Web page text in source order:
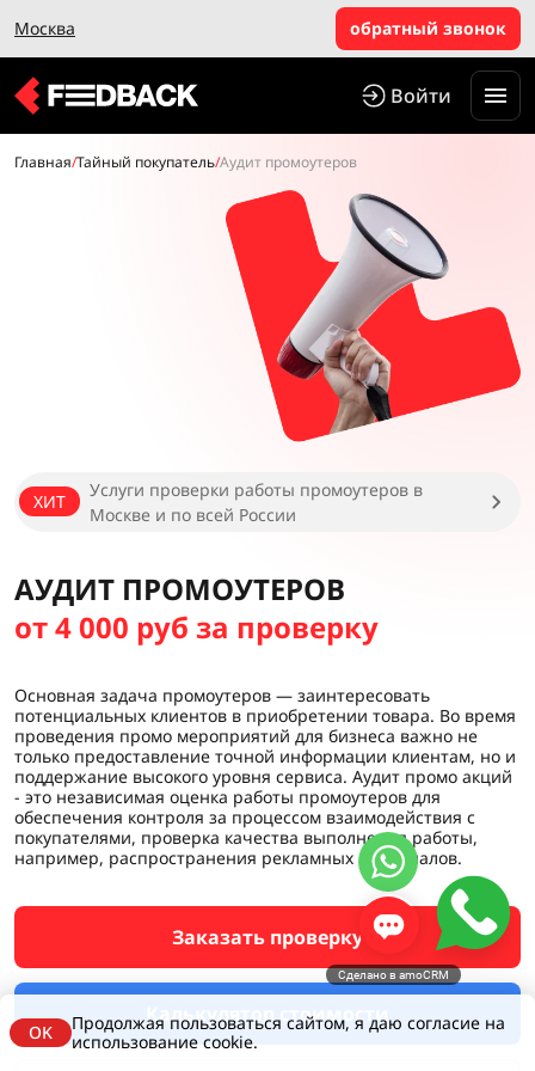
Москва обратный звонок
Войти
Главная/Тайный покупатель/Аудит промоутеров
ХИТ
Услуги проверки работы промоутеров в
Москве и по всей России
АУДИТ ПРОМОУТЕРОВ
от 4 000 руб за проверку
Основная задача промоутеров — заинтересовать
потенциальных клиентов в приобретении товара. Во время
проведения промо мероприятий для бизнеса важно не
только предоставление точной информации клиентам, но и
поддержание высокого уровня сервиса. Аудит промо акций
- это независимая оценка работы промоутеров для
обеспечения контроля за процессом взаимодействия с
покупателями, проверка качества выполнения работы,
например, распространения рекламных материалов.
Заказать проверку
Калькулятор стоимости
OK
Продолжая пользоваться сайтом, я даю согласие на
использование cookie.
Сделано в amoCRM